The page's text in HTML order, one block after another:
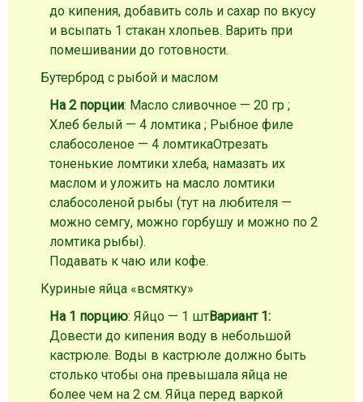
до кипения, добавить соль и сахар по вкусу
и всыпать 1 стакан хлопьев. Варить при
помешивании до готовности.
Бутерброд с рыбой и маслом
На 2 порции: Масло сливочное — 20 гр ;
Хлеб белый — 4 ломтика ; Рыбное филе
слабосоленое — 4 ломтикаОтрезать
тоненькие ломтики хлеба, намазать их
маслом и уложить на масло ломтики
слабосоленой рыбы (тут на любителя —
можно семгу, можно горбушу и можно по 2
ломтика рыбы).
Подавать к чаю или кофе.
Куриные яйца «всмятку»
На 1 порцию: Яйцо — 1 штВариант 1:
Довести до кипения воду в небольшой
кастрюле. Воды в кастрюле должно быть
столько чтобы она превышала яйца не
более чем на 2 см. Яйца перед варкой